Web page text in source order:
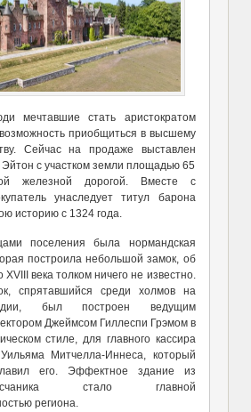
мечтавшие стать аристократом
приобщиться в высшему
Сейчас на продаже выставлен
с участком земли площадью 65
железной дорогой. Вместе с
унаследует титул барона
историю с 1324 года.
поселения была нормандская
построила небольшой замок, об
XVIII века толком ничего не известно.
спрятавшийся среди холмов на
был построен ведущим
Джеймсом Гиллеспи Грэмом в
стиле, для главного кассира
Митчелла-Иннеса, который
его. Эффектное здание из
стало главной
региона.